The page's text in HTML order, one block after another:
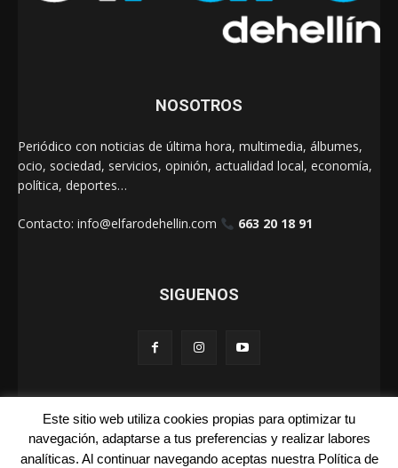
NOSOTROS
Periódico con noticias de última hora, multimedia, álbumes,
ocio, sociedad, servicios, opinión, actualidad local, economía,
política, deportes…
Contacto: info@elfarodehellin.com 663 20 18 91
SIGUENOS
El Faro de Hellín 2025
Este sitio web utiliza cookies propias para optimizar tu
navegación, adaptarse a tus preferencias y realizar labores
analíticas. Al continuar navegando aceptas nuestra Política de